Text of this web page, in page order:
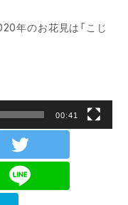
年のお花見は「こじ
00:41